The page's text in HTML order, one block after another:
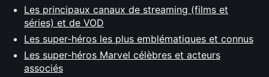
Les principaux canaux de streaming (films et
séries) et de VOD
Les super-héros les plus emblématiques et connus
Les super-héros Marvel célèbres et acteurs
associés